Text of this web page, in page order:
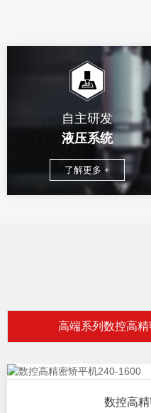
自主研发
液压系统
了解更多 +
高端系列数控高
数控高